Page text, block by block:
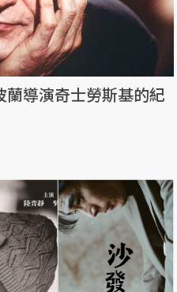
導演奇士勞斯基的紀